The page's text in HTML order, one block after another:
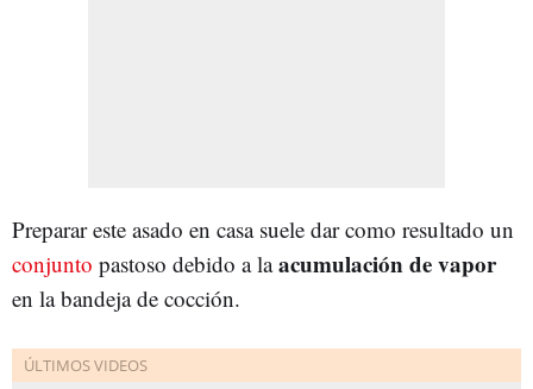
Preparar este asado en casa suele dar como resultado un
conjunto pastoso debido a laacumulación de vapor
en la bandeja de cocción.